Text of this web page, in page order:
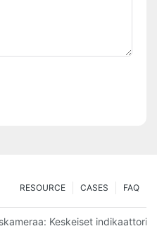
FAQ
CASES
RESOURCE
Keskeiset indikaattorit